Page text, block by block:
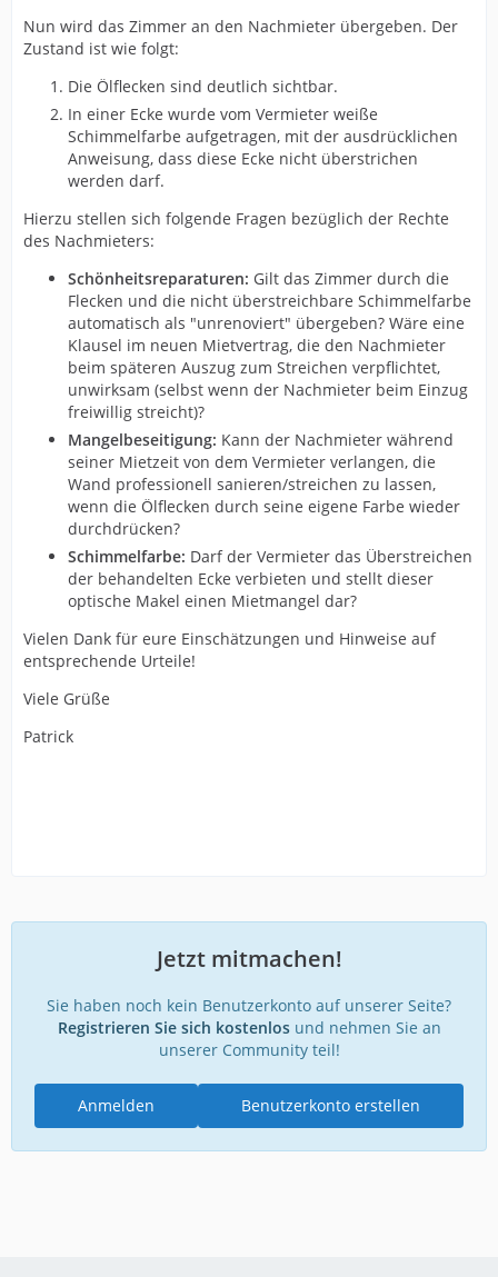
Nun wird das Zimmer an den Nachmieter übergeben. Der
Zustand ist wie folgt:
Die Ölflecken sind deutlich sichtbar.
In einer Ecke wurde vom Vermieter weiße
Schimmelfarbe aufgetragen, mit der ausdrücklichen
Anweisung, dass diese Ecke nicht überstrichen
werden darf.
Hierzu stellen sich folgende Fragen bezüglich der Rechte
des Nachmieters:
Schönheitsreparaturen: Gilt das Zimmer durch die
Flecken und die nicht überstreichbare Schimmelfarbe
automatisch als "unrenoviert" übergeben? Wäre eine
Klausel im neuen Mietvertrag, die den Nachmieter
beim späteren Auszug zum Streichen verpflichtet,
unwirksam (selbst wenn der Nachmieter beim Einzug
freiwillig streicht)?
Mangelbeseitigung: Kann der Nachmieter während
seiner Mietzeit von dem Vermieter verlangen, die
Wand professionell sanieren/streichen zu lassen,
wenn die Ölflecken durch seine eigene Farbe wieder
durchdrücken?
Schimmelfarbe: Darf der Vermieter das Überstreichen
der behandelten Ecke verbieten und stellt dieser
optische Makel einen Mietmangel dar?
Vielen Dank für eure Einschätzungen und Hinweise auf
entsprechende Urteile!
Viele Grüße
Patrick
Jetzt mitmachen!
Sie haben noch kein Benutzerkonto auf unserer Seite?
Registrieren Sie sich kostenlosund nehmen Sie an
unserer Community teil!
Benutzerkonto erstellen
Anmelden